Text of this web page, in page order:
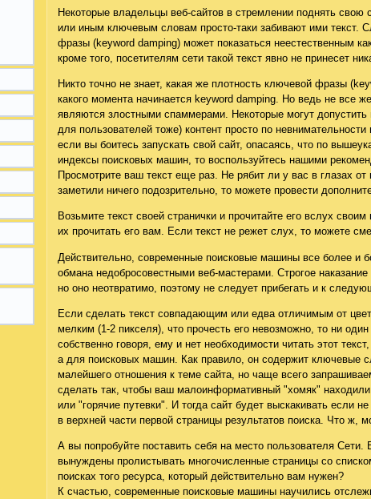
Некоторые владельцы веб-сайтов в стремлении поднять свою
или иным ключевым словам просто-таки забивают ими текст.
фразы (keyword damping) может показаться неестественным
кроме того, посетителям сети такой текст явно не принесет
Никто точно не знает, какая же плотность ключевой фразы
какого момента начинается keyword damping. Но ведь не все
являются злостными спаммерами. Некоторые могут
для пользователей тоже) контент просто по
если вы боитесь запускать свой сайт, опасаясь, что по
индексы поисковых машин, то воспользуйтесь нашими
Просмотрите ваш текст еще раз. Не рябит ли у вас в глазах
заметили ничего подозрительно, то можете провести
Возьмите текст своей странички и прочитайте его вслух
их прочитать его вам. Если текст не режет слух, то можете
Действительно, современные поисковые машины все более и
обмана недобросовестными веб-мастерами. Строгое
но оно неотвратимо, поэтому не следует прибегать и к
Если сделать текст совпадающим или едва отличимым от
мелким (1-2 пикселя), что прочесть его невозможно, то ни один
собственно говоря, ему и нет необходимости читать этот
а для поисковых машин. Как правило, он содержит ключевые
малейшего отношения к теме сайта, но чаще всего
сделать так, чтобы ваш малоинформативный "хомяк"
или "горячие путевки". И тогда сайт будет выскакивать если
в верхней части первой страницы результатов поиска. Что ж,
А вы попробуйте поставить себя на место пользователя
вынуждены пролистывать многочисленные страницы со
поисках того ресурса, который действительно вам нужен?
К счастью, современные поисковые машины научились